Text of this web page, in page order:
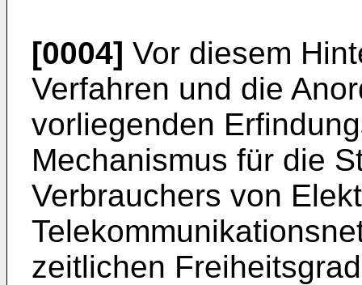
[0004] Vor diesem
Verfahren und die
vorliegenden
Mechanismus für die
Verbrauchers von
zeitlichen